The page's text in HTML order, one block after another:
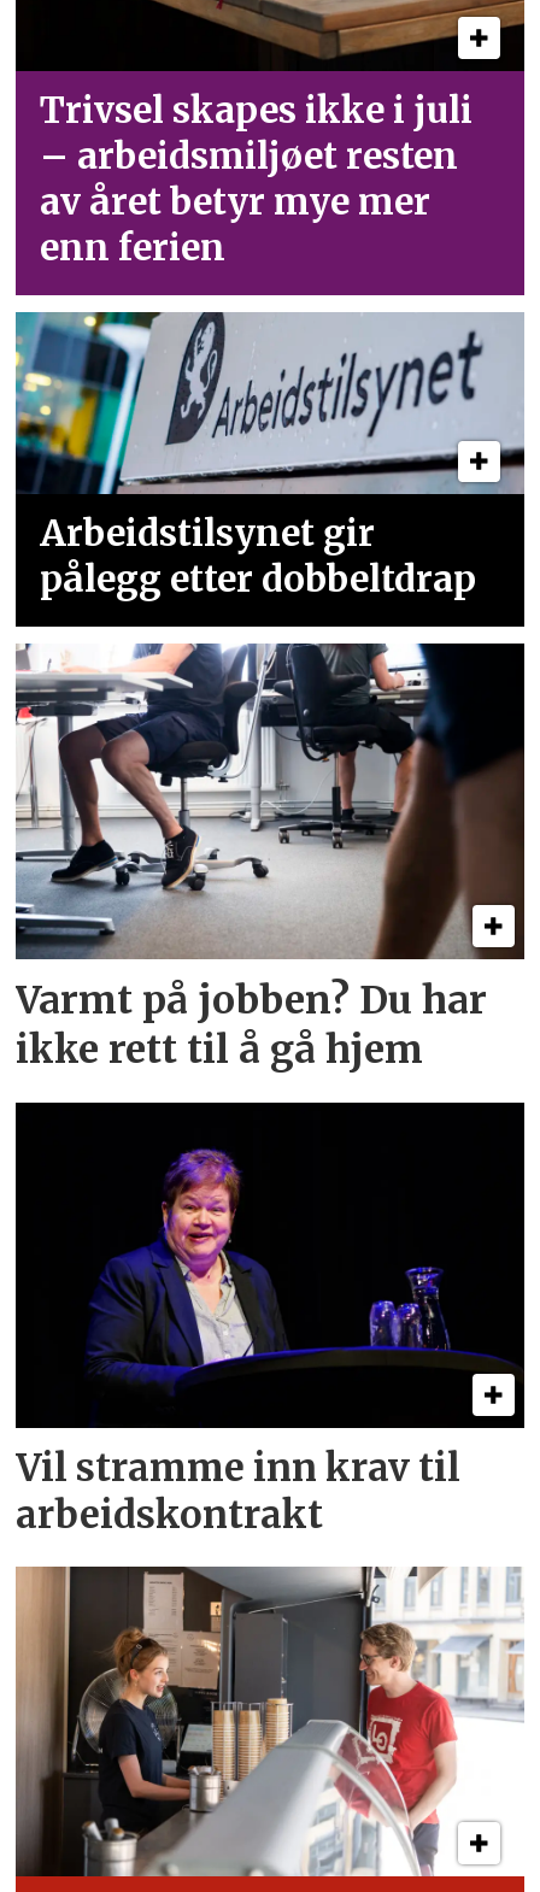
Trivsel skapes ikke i juli
– arbeid­smiljøet resten
av året betyr mye mer
enn ferien
Arbeidstilsynet gir
pålegg etter dobbeltdrap
Varmt på jobben? Du har
ikke rett til å gå hjem
Vil stramme inn krav til
arbeids­kontrakt